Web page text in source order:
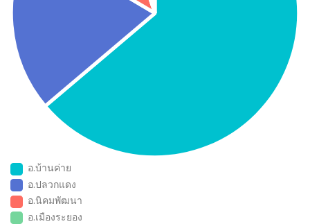
อ.บ้านค่าย
อ.ปลวกแดง
อ.นิคมพัฒนา
อ.เมืองระยอง